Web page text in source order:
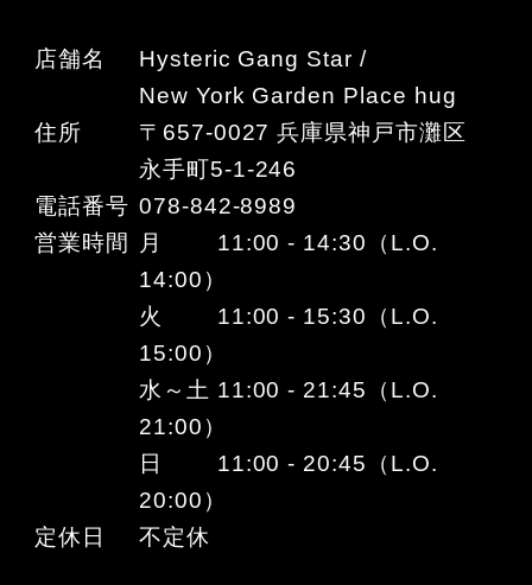
店舗名
Hysteric Gang Star /
New York Garden Place hug
住所
〒657-0027 兵庫県神戸市灘区
永手町5-1-246
電話番号 078-842-8989
営業時間
月 11:00 - 14:30（L.O.
14:00）
火 11:00 - 15:30（L.O.
15:00）
水～土 11:00 - 21:45（L.O.
21:00）
日 11:00 - 20:45（L.O.
20:00）
定休日
不定休